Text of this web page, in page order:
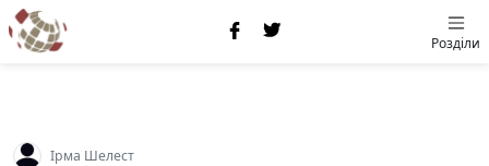
Розділи
Ірма Шелест